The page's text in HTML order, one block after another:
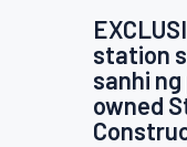
station
sanhi
owned